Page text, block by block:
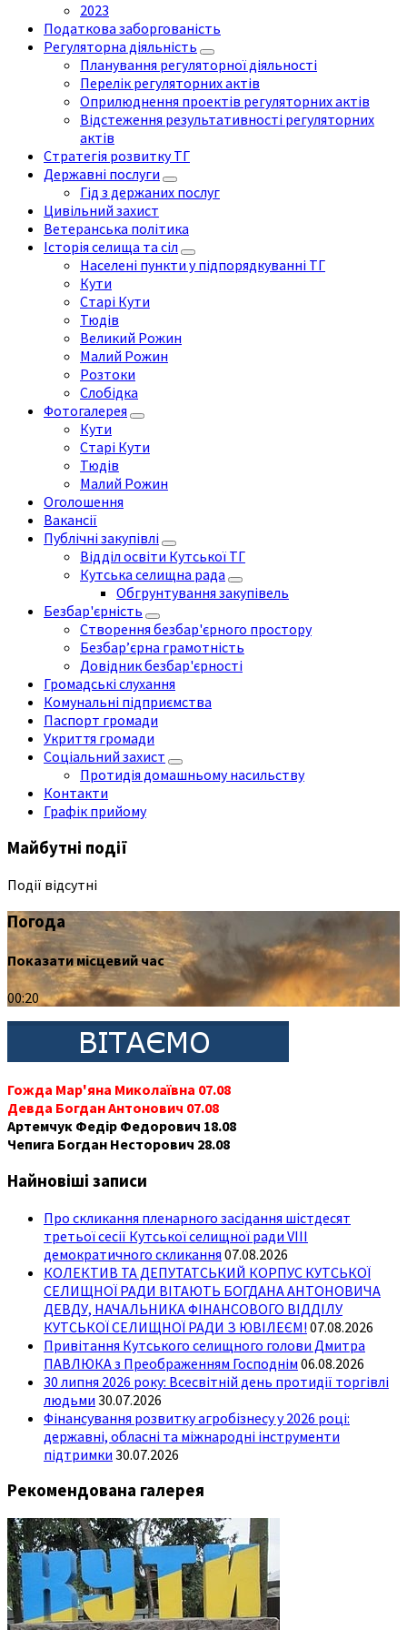
2023
Податкова заборгованість
Регуляторна діяльність
Планування регуляторної діяльності
Перелік регуляторних актів
Оприлюднення проектів регуляторних актів
Відстеження результативності регуляторних
актів
Стратегія розвитку ТГ
Державні послуги
Гід з держаних послуг
Цивільний захист
Ветеранська політика
Історія селища та сіл
Населені пункти у підпорядкуванні ТГ
Кути
Старі Кути
Тюдів
Великий Рожин
Малий Рожин
Розтоки
Слобідка
Фотогалерея
Кути
Старі Кути
Тюдів
Малий Рожин
Оголошення
Вакансії
Публічні закупівлі
Відділ освіти Кутської ТГ
Кутська селищна рада
Обгрунтування закупівель
Безбар'єрність
Створення безбар'єрного простору
Безбар’єрна грамотність
Довідник безбар'єрності
Громадські слухання
Комунальні підприємства
Паспорт громади
Укриття громади
Соціальний захист
Протидія домашньому насильству
Контакти
Графік прийому
Майбутні події
Події відсутні
Погода
Показати місцевий час
00:20
Гожда Мар'яна Миколаївна 07.08
Девда Богдан Антонович 07.08
Артемчук Федір Федорович 18.08
Чепига Богдан Несторович 28.08
Найновіші записи
Про скликання пленарного засідання шістдесят
третьої сесії Кутської селищної ради VIII
демократичного скликання 07.08.2026
КОЛЕКТИВ ТА ДЕПУТАТСЬКИЙ КОРПУС КУТСЬКОЇ
СЕЛИЩНОЇ РАДИ ВІТАЮТЬ БОГДАНА АНТОНОВИЧА
ДЕВДУ, НАЧАЛЬНИКА ФІНАНСОВОГО ВІДДІЛУ
КУТСЬКОЇ СЕЛИЩНОЇ РАДИ З ЮВІЛЕЄМ! 07.08.2026
Привітання Кутського селищного голови Дмитра
ПАВЛЮКА з Преображенням Господнім 06.08.2026
30 липня 2026 року: Всесвітній день протидії торгівлі
людьми 30.07.2026
Фінансування розвитку агробізнесу у 2026 році:
державні, обласні та міжнародні інструменти
підтримки 30.07.2026
Рекомендована галерея